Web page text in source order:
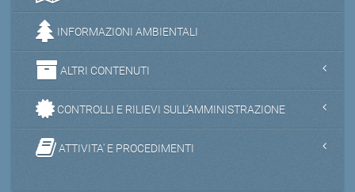
INFORMAZIONI AMBIENTALI
ALTRI CONTENUTI
CONTROLLI E RILIEVI SULL'AMMINISTRAZIONE
ATTIVITA' E PROCEDIMENTI